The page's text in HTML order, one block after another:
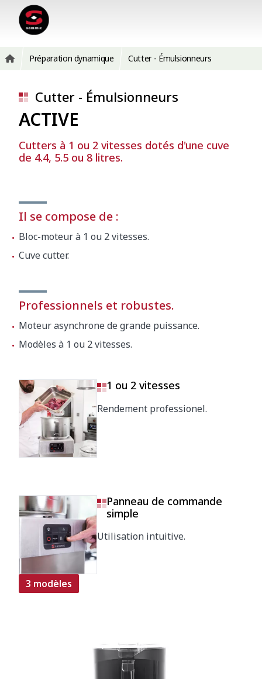
Préparation dynamique Cutter - Émulsionneurs
Cutter - Émulsionneurs
ACTIVE
Cutters à 1 ou 2 vitesses dotés d'une cuve
de 4.4, 5.5 ou 8 litres.
Il se compose de :
Bloc-moteur à 1 ou 2 vitesses.
Cuve cutter.
Professionnels et robustes.
Moteur asynchrone de grande puissance.
Modèles à 1 ou 2 vitesses.
1 ou 2 vitesses
Rendement professionel.
Panneau de commande
simple
Utilisation intuitive.
3 modèles